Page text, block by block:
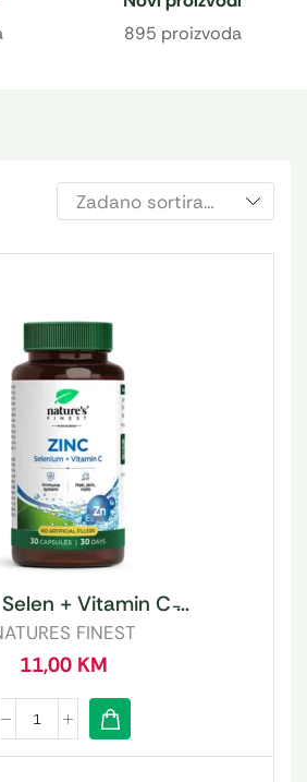
895 proizvoda
+ Vitamin C ̵...
FINEST
11,00 KM